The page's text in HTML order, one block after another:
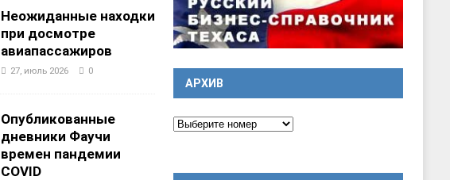
Неожиданные находки
при досмотре
авиапассажиров
27, июль 2026 0
Опубликованные
дневники Фаучи
времен пандемии
COVID
АРХИВ